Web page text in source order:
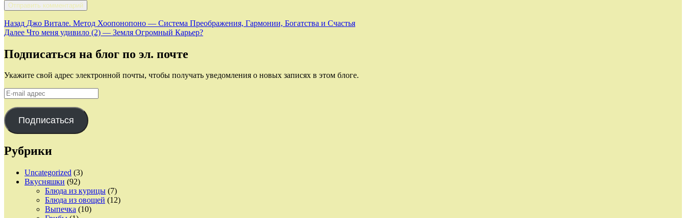
Навигация
по
записям
Назад Предыдущая
запись:
Джо Витале. Метод Хоопонопоно — Система Преображения, Гармонии, Богатства и Счастья
Далее Следующая
Что меня удивило (2) — Земля Огромный Карьер?
Подписаться на блог по эл. почте
Укажите свой адрес электронной почты, чтобы получать уведомления о новых записях в этом блоге.
E-
mail
адрес
Подписаться
Рубрики
Uncategorized (3)
Вкусняшки (92)
Блюда из курицы (7)
Блюда из овощей (12)
Выпечка (10)